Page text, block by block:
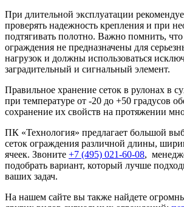
При длительной эксплуатации
проверять надежность крепления и при
подтягивать полотно. Важно помнить,
ограждения не предназначены для
нагрузок и должны использоваться
заградительный и сигнальный элемент.
Правильное хранение сеток в рулонах в
при температуре от -20 до +50 градусов
сохранение их свойств на протяжении
ПК «Технология» предлагает большой
сеток ограждения различной длины,
ячеек. Звоните +7 (495) 021-60-08,
подобрать вариант, который лучше
ваших задач.
На нашем сайте вы также найдете